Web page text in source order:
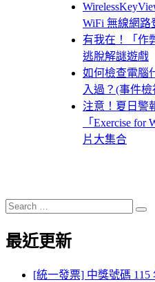
WiFi 無線網路
有我在！「作
逃脫解謎遊戲
如何檢查電腦
入過？(事件檢
注意！夏日警
「Exercise for
片大集合
Search
for:
最近更新
[統一發票] 中獎號碼 115